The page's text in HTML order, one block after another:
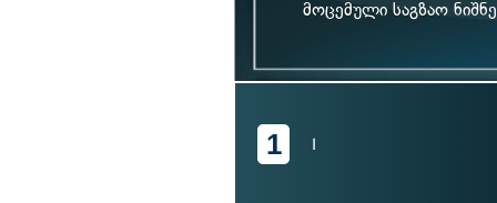
მოცემული საგზაო
1 I